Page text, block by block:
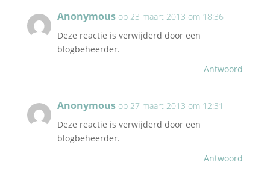
Anonymous op 23 maart 2013 om 18:36
Deze reactie is verwijderd door een
blogbeheerder.
Antwoord
Anonymous op 27 maart 2013 om 12:31
Deze reactie is verwijderd door een
blogbeheerder.
Antwoord